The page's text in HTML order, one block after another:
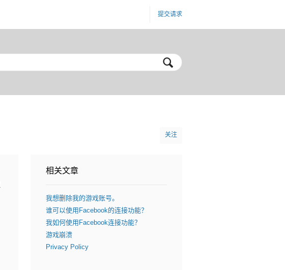
提交请求
关注
相关文章
我想删除我的游戏账号。
谁可以使用Facebook的连接功能？
我如何使用Facebook连接功能？
游戏崩溃
Privacy Policy